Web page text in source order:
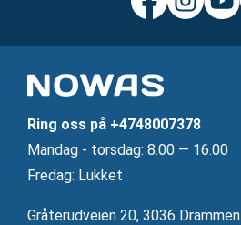
Ring oss på +4748007378
Mandag ‐ torsdag: 8.00 — 16.00
Fredag: Lukket
Gråterudveien 20, 3036 Drammen